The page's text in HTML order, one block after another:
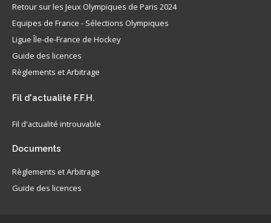
Retour sur les Jeux Olympiques de Paris 2024
Equipes de France - Sélections Olympiques
Ligue Île-de-France de Hockey
Guide des licences
Règlements et Arbitrage
Fil d'actualité F.F.H.
Fil d'actualité introuvable
Documents
Règlements et Arbitrage
Guide des licences